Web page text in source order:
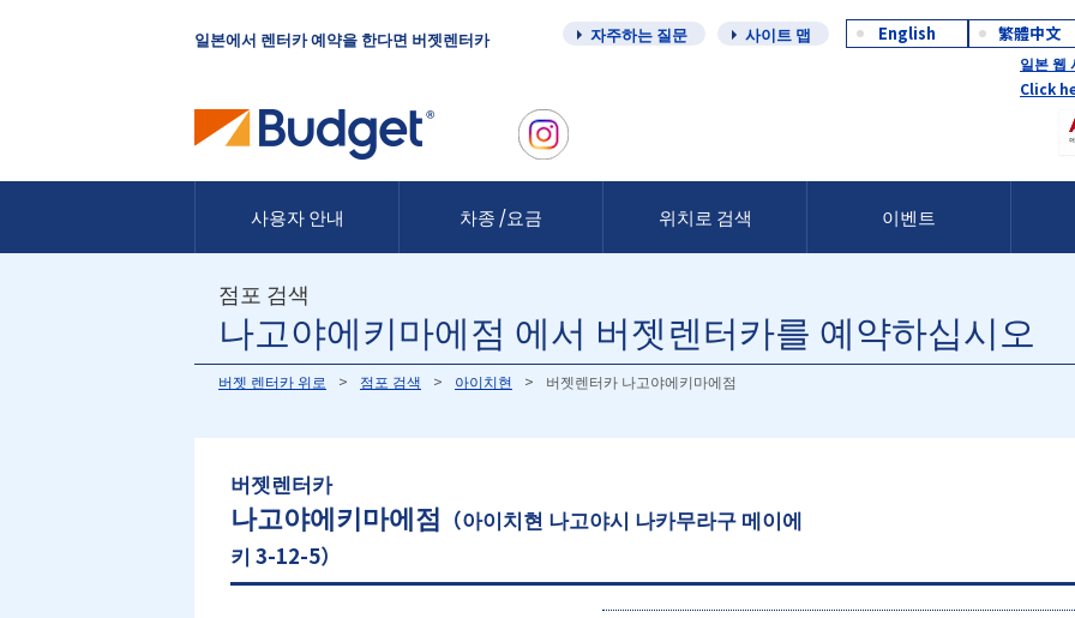
일본에서 렌터카 예약을 한다면 버젯렌터카 English 繁體中文
자주하는 질문 사이트 맵
일본 웹
Click
사용자 안내 차종 /요금 위치로 검색 이벤트
점포 검색
나고야에키마에점 에서 버젯렌터카를 예약하십시오
버젯 렌터카 위로 점포 검색 아이치현 버젯렌터카 나고야에키마에점
버젯렌터카
나고야에키마에점 （아이치현 나고야시 나카무라구 메이에
키 3-12-5）